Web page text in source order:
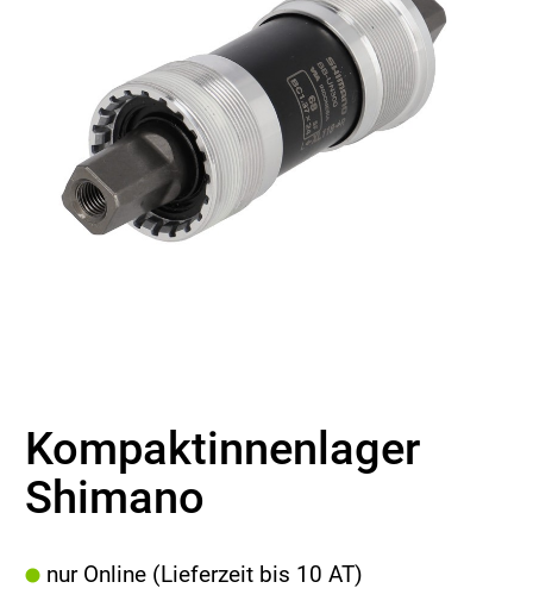
Kompaktinnenlager
Shimano
nur Online (Lieferzeit bis 10 AT)